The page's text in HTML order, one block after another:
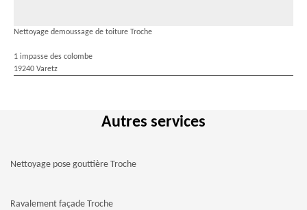
Nettoyage demoussage de toiture Troche
1 impasse des colombe
19240 Varetz
Autres services
Nettoyage pose gouttière Troche
Ravalement façade Troche